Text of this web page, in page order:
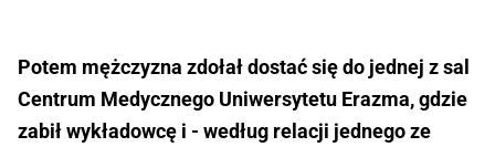
Potem mężczyzna zdołał dostać się do jednej z sal
Centrum Medycznego Uniwersytetu Erazma, gdzie
zabił wykładowcę i - według relacji jednego ze